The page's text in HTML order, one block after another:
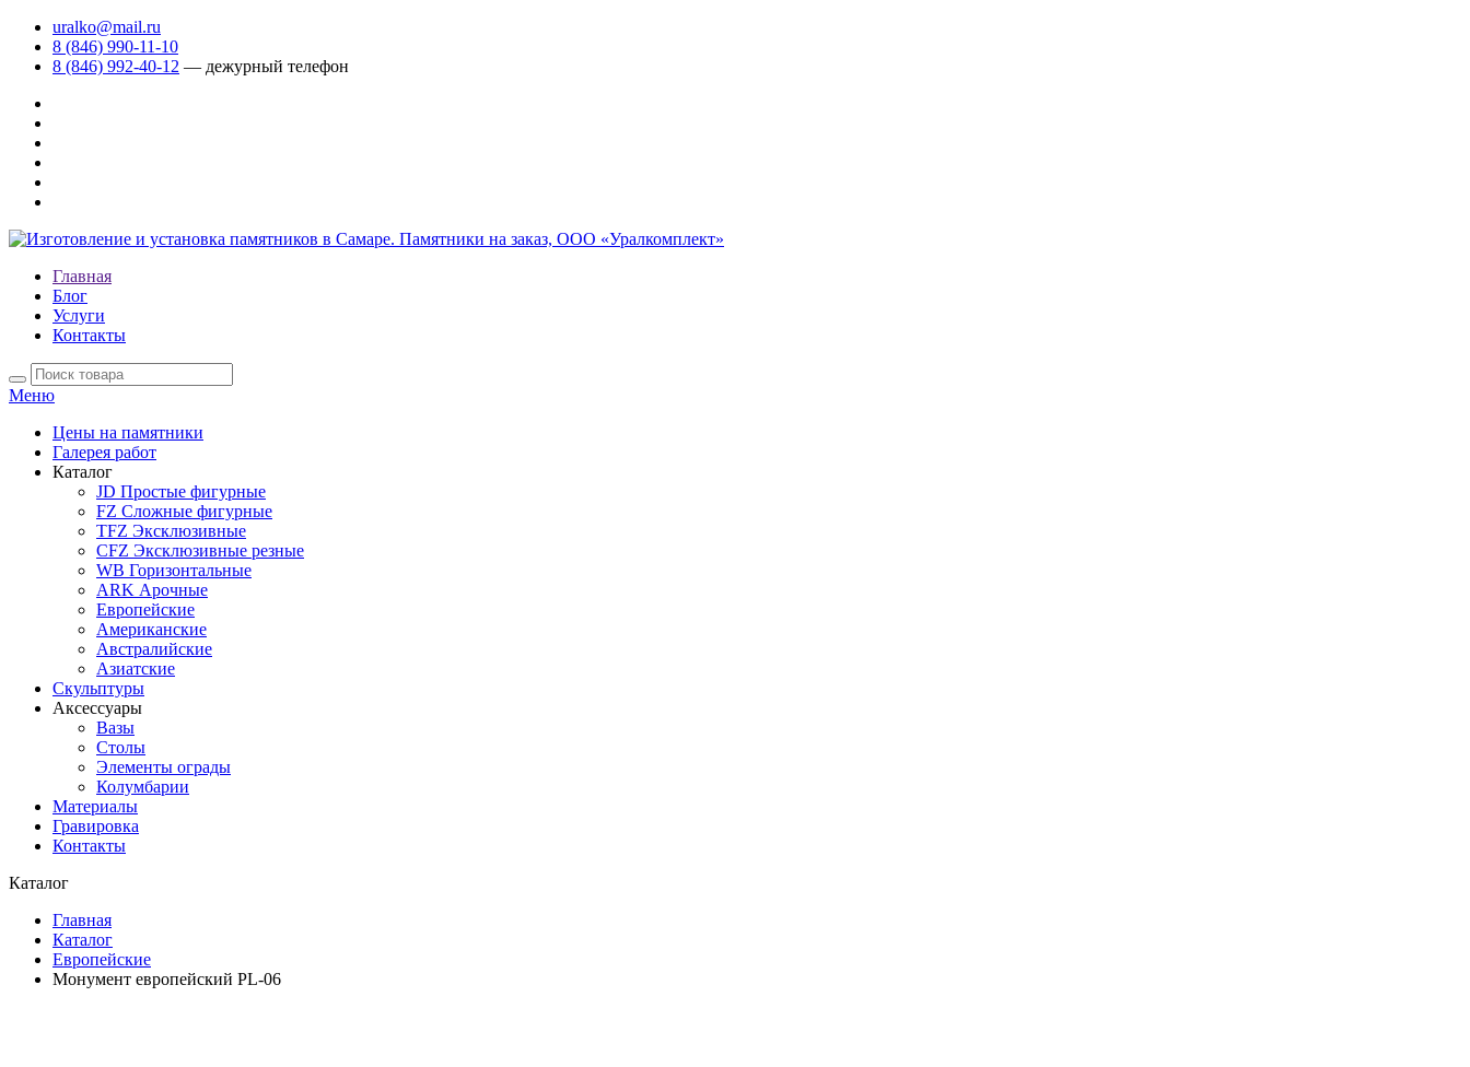
uralko@mail.ru
8 (846) 990-11-10
8 (846) 992-40-12 — дежурный телефон
Главная
Блог
Услуги
Контакты
Меню
Цены на памятники
Галерея работ
Каталог
JD Простые фигурные
FZ Сложные фигурные
TFZ Эксклюзивные
CFZ Эксклюзивные резные
WB Горизонтальные
ARK Арочные
Европейские
Американские
Австралийские
Азиатские
Скульптуры
Аксессуары
Вазы
Столы
Элементы ограды
Колумбарии
Материалы
Гравировка
Контакты
Каталог
Главная
Каталог
Европейские
Монумент европейский PL-06